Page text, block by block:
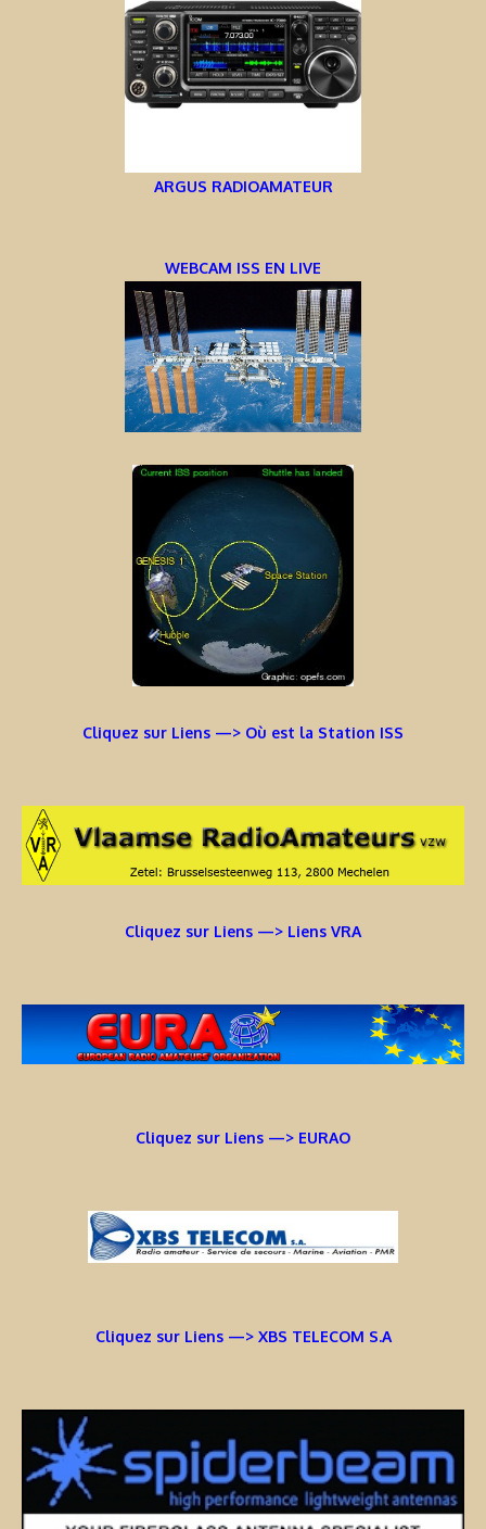
ARGUS RADIOAMATEUR
WEBCAM ISS EN LIVE
Cliquez sur Liens —> Où est la Station ISS
Cliquez sur Liens —> Liens VRA
Cliquez sur Liens —> EURAO
Cliquez sur Liens —> XBS TELECOM S.A